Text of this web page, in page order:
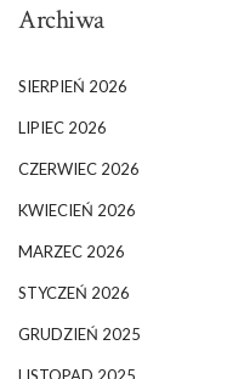
Archiwa
SIERPIEŃ 2026
LIPIEC 2026
CZERWIEC 2026
KWIECIEŃ 2026
MARZEC 2026
STYCZEŃ 2026
GRUDZIEŃ 2025